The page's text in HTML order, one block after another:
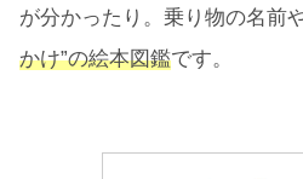
が分かったり。乗り物の名前
かけ”の絵本図鑑です。